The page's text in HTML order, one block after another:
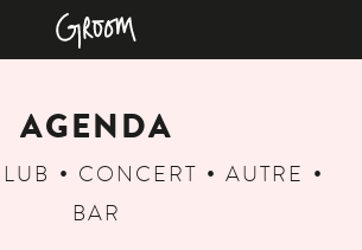
AGENDA
CONCERT
AUTRE
BAR